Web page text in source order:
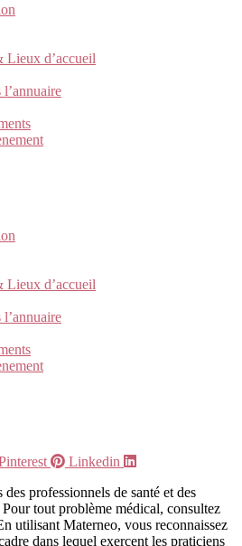
Lieux d’accueil
l’annuaire
Lieux d’accueil
l’annuaire
Linkedin
professionnels de santé et des
tout problème médical, consultez
utilisant Materneo, vous reconnaissez
dans lequel exercent les praticiens